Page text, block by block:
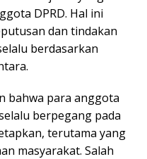
DPRD. Hal ini
dan tindakan
berdasarkan
bahwa para anggota
berpegang pada
terutama yang
masyarakat. Salah